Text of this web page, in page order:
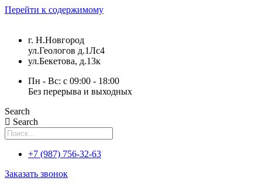
Перейти к содержимому
г. Н.Новгород
ул.Геологов д.1Лс4
ул.Бекетова, д.13к
Пн - Вс: с 09:00 - 18:00
Без перерыва и выходных
Search
Search
+7 (987) 756-32-63
Заказать звонок